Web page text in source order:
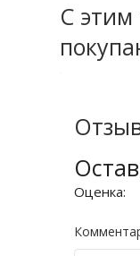
С этим
Оценка: